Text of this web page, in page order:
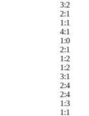
3:2
2:1
1:1
4:1
1:0
2:1
1:2
1:2
3:1
2:4
2:4
1:3
1:1